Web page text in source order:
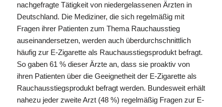
nachgefragte Tätigkeit von niedergelassenen Ärzten in
Deutschland. Die Mediziner, die sich regelmäßig mit
Fragen ihrer Patienten zum Thema Rauchausstieg
auseinandersetzen, werden auch überdurchschnittlich
häufig zur E-Zigarette als Rauchausstiegsprodukt befragt.
So gaben 61 % dieser Ärzte an, dass sie proaktiv von
ihren Patienten über die Geeignetheit der E-Zigarette als
Rauchausstiegsprodukt befragt werden. Bundesweit erhält
nahezu jeder zweite Arzt (48 %) regelmäßig Fragen zur E-